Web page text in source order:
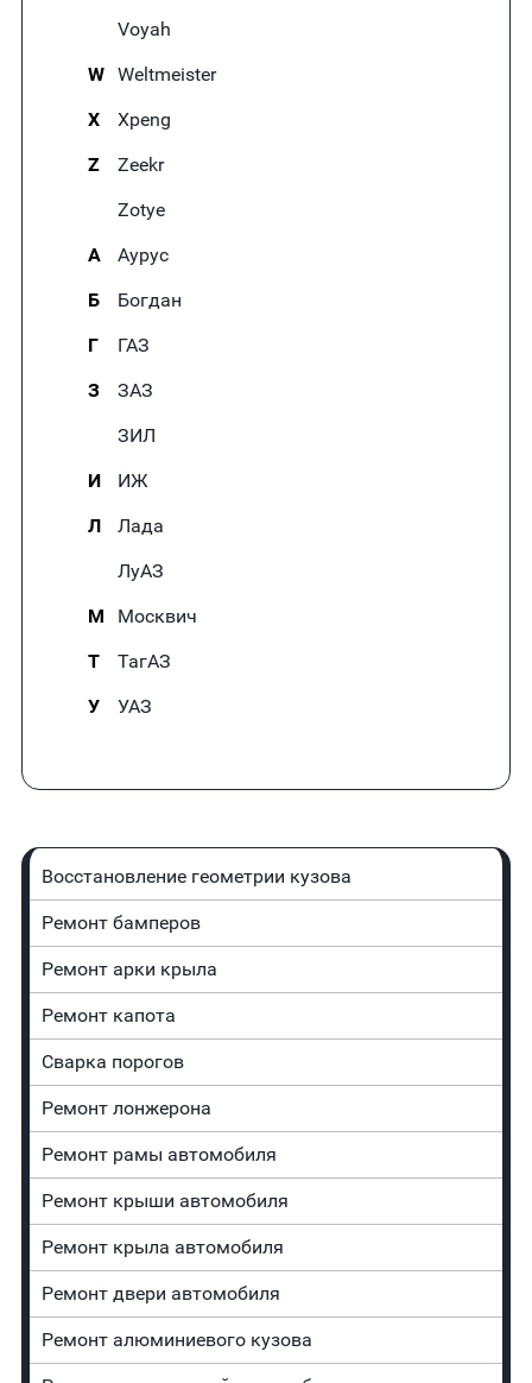
Voyah
W Weltmeister
X
Xpeng
Z
Zeekr
Zotye
А
Аурус
Б
Богдан
Г
ГАЗ
З
ЗАЗ
ЗИЛ
И
ИЖ
Л
Лада
ЛуАЗ
М
Москвич
Т
ТагАЗ
У
УАЗ
Восстановление геометрии кузова
Ремонт бамперов
Ремонт арки крыла
Ремонт капота
Сварка порогов
Ремонт лонжерона
Ремонт рамы автомобиля
Ремонт крыши автомобиля
Ремонт крыла автомобиля
Ремонт двери автомобиля
Ремонт алюминиевого кузова